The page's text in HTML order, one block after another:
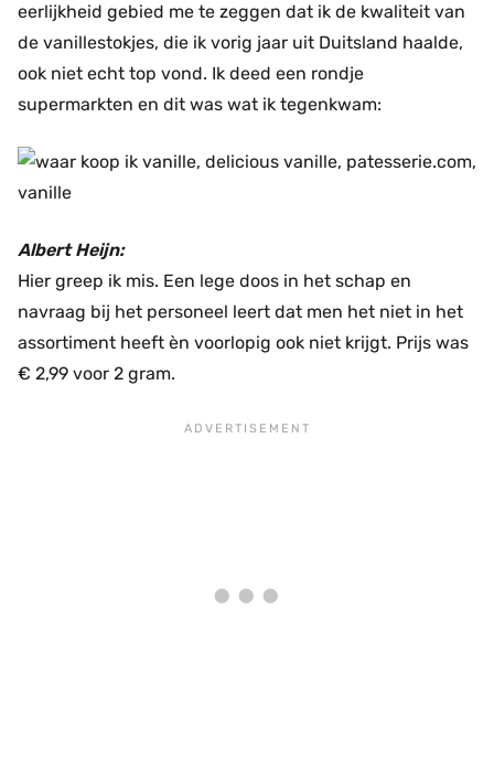
eerlijkheid gebied me te zeggen dat ik de kwaliteit van
de vanillestokjes, die ik vorig jaar uit Duitsland haalde,
ook niet echt top vond. Ik deed een rondje
supermarkten en dit was wat ik tegenkwam:
Albert Heijn:
Hier greep ik mis. Een lege doos in het schap en
navraag bij het personeel leert dat men het niet in het
assortiment heeft èn voorlopig ook niet krijgt. Prijs was
€ 2,99 voor 2 gram.